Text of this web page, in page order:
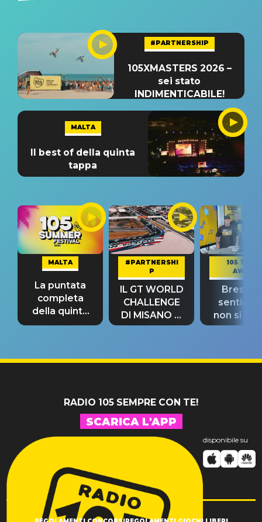
#PARTNERSHIP
105XMASTERS 2026 –
sei stato
INDIMENTICABILE!
MALTA
Il best of della quinta
tappa
MALTA
La puntata
completa
della quinta
tappa
#PARTNERSHI
P
IL GT WORLD
CHALLENGE
DI MISANO si
riconferma
105 TAKE
AWAY
Bresh:
non si
fino alla
RADIO 105 SEMPRE CON TE!
SCARICA L'APP
disponibile su